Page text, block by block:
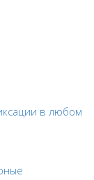
в любом